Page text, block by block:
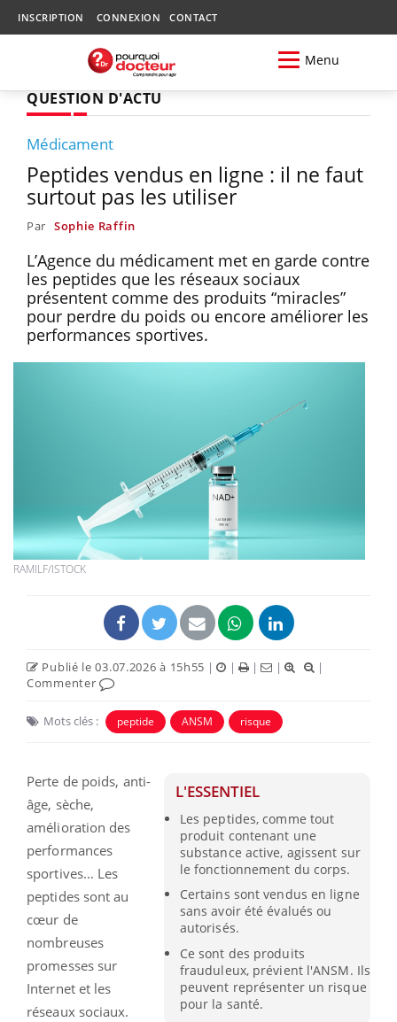
INSCRIPTION CONNEXION CONTACT
Menu
QUESTION D'ACTU
Médicament
Peptides vendus en ligne : il ne faut
surtout pas les utiliser
Par Sophie Raffin
L’Agence du médicament met en garde contre
les peptides que les réseaux sociaux
présentent comme des produits “miracles”
pour perdre du poids ou encore améliorer les
performances sportives.
RAMILF/ISTOCK
Publié le 03.07.2026 à 15h55 | | | |
|
Commenter
Mots clés : peptide ANSM risque
L'ESSENTIEL
Les peptides, comme tout
produit contenant une
substance active, agissent sur
le fonctionnement du corps.
Certains sont vendus en ligne
sans avoir été évalués ou
autorisés.
Ce sont des produits
frauduleux, prévient l'ANSM. Ils
peuvent représenter un risque
pour la santé.
Perte de poids, anti-
âge, sèche,
amélioration des
performances
sportives… Les
peptides sont au
cœur de
nombreuses
promesses sur
Internet et les
réseaux sociaux.